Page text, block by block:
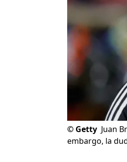
© Getty Juan
embargo, la